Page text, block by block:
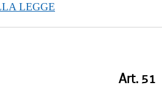
LEGGE
Art. 51